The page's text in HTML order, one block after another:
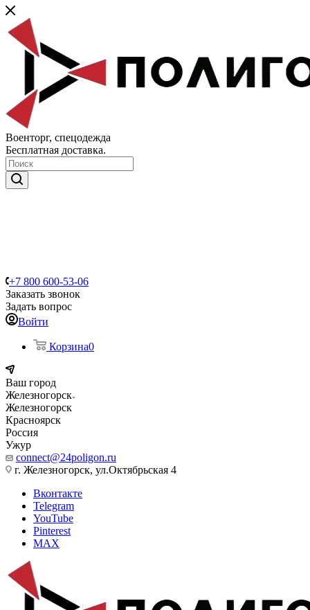
Военторг, спецодежда
Бесплатная доставка.
+7 800 600-53-06
Заказать звонок
Задать вопрос
Войти
Корзина0
Ваш город
Железногорск
Железногорск
Красноярск
Россия
Ужур
connect@24poligon.ru
г. Железногорск, ул.Октябрьская 4
Вконтакте
Telegram
YouTube
Pinterest
MAX